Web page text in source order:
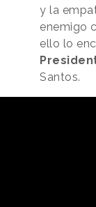
y la
enemigo
ello lo
Santos.